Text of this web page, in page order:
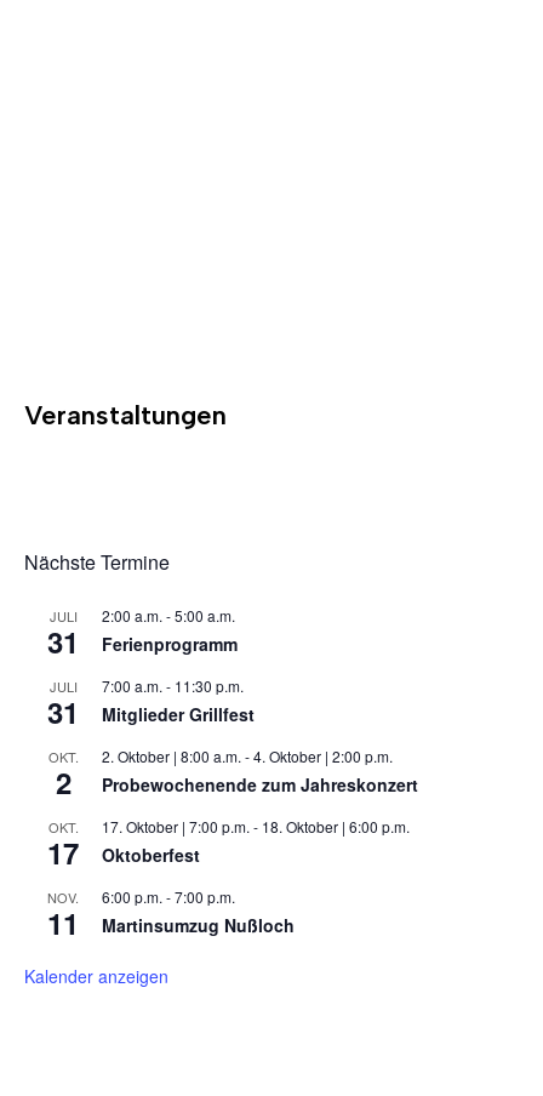
Veranstaltungen
Nächste Termine
JULI
31
2:00 a.m. -5:00 a.m.
Ferienprogramm
JULI
31
7:00 a.m. - 11:30 p.m.
Mitglieder Grillfest
OKT.
2
2. Oktober | 8:00 a.m. -4. Oktober | 2:00 p.m.
Probewochenende zum Jahreskonzert
OKT.
17
17. Oktober | 7:00 p.m. - 18. Oktober | 6:00 p.m.
Oktoberfest
NOV.
11
6:00 p.m. -7:00 p.m.
Martinsumzug Nußloch
Kalender anzeigen